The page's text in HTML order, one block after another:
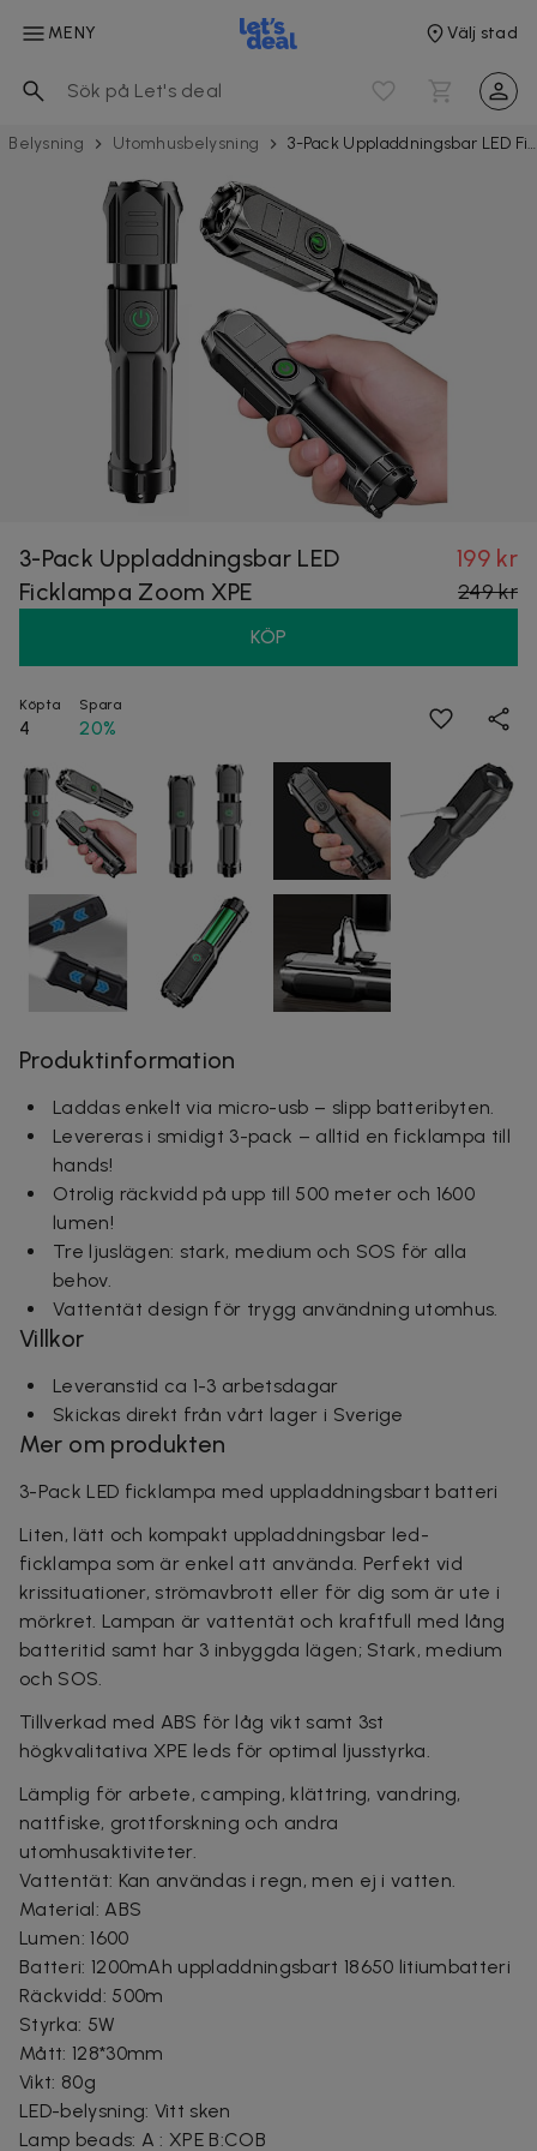
MENY Välj stad
Belysning Utomhus­belysning 3-Pack Uppladdningsbar LED Ficklampa Zoom XPE
3-Pack Uppladdningsbar LED
Ficklampa Zoom XPE
199 kr
249 kr
KÖP
Köpta
4
Spara
20%
Produktinformation
Laddas enkelt via micro-usb – slipp batteribyten.
Levereras i smidigt 3-pack – alltid en ficklampa till
hands!
Otrolig räckvidd på upp till 500 meter och 1600
lumen!
Tre ljuslägen: stark, medium och SOS för alla
behov.
Vattentät design för trygg användning utomhus.
Villkor
Leveranstid ca 1-3 arbetsdagar
Skickas direkt från vårt lager i Sverige
Mer om produkten
3-Pack LED ficklampa med uppladdningsbart batteri
Liten, lätt och kompakt uppladdningsbar led-
ficklampa som är enkel att använda. Perfekt vid
krissituationer, strömavbrott eller för dig som är ute i
mörkret. Lampan är vattentät och kraftfull med lång
batteritid samt har 3 inbyggda lägen; Stark, medium
och SOS.
Tillverkad med ABS för låg vikt samt 3st
högkvalitativa XPE leds för optimal ljusstyrka.
Lämplig för arbete, camping, klättring, vandring,
nattfiske, grottforskning och andra
utomhusaktiviteter.
Vattentät: Kan användas i regn, men ej i vatten.
Material: ABS
Lumen: 1600
Batteri: 1200mAh uppladdningsbart 18650 litiumbatteri
Räckvidd: 500m
Styrka: 5W
Mått: 128*30mm
Vikt: 80g
LED-belysning: Vitt sken
Lamp beads: A : XPE B:COB